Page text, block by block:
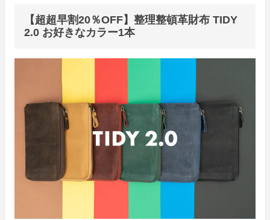
【超超早割20％OFF】整理整頓革財布 TIDY
2.0 お好きなカラー1本